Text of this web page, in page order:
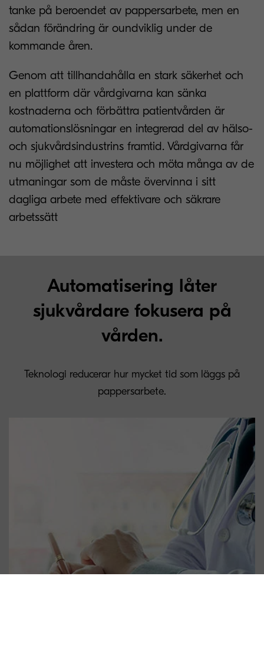
tanke på beroendet av pappersarbete, men en
sådan förändring är oundviklig under de
kommande åren.
Genom att tillhandahålla en stark säkerhet och
en plattform där vårdgivarna kan sänka
kostnaderna och förbättra patientvården är
automationslösningar en integrerad del av hälso-
och sjukvårdsindustrins framtid. Vårdgivarna får
nu möjlighet att investera och möta många av de
utmaningar som de måste övervinna i sitt
dagliga arbete med effektivare och säkrare
arbetssätt
Automatisering låter
sjukvårdare fokusera på
vården.
Teknologi reducerar hur mycket tid som läggs på
pappersarbete.